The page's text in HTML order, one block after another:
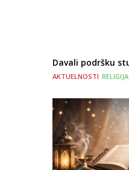
Davali podršku
AKTUELNOSTI RELIGIJA